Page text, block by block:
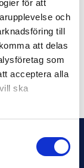
för att
och
till
att delas
som
acceptera alla
ska
Liga- och
på Twitter